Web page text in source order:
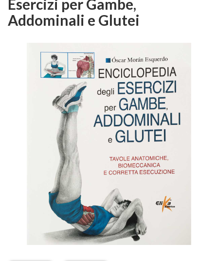
Esercizi per Gambe,
Addominali e Glutei